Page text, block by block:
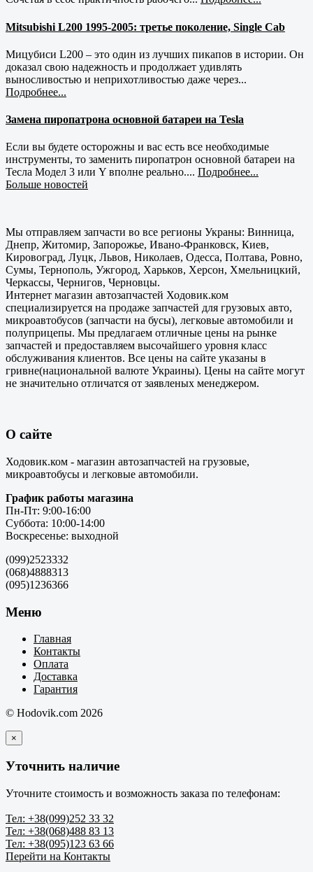
Mitsubishi L200 1995-2005: третье поколение, Single Cab
Мицубиси L200 – это один из лучших пикапов в истории. Он
доказал свою надежность и продолжает удивлять
выносливостью и неприхотливостью даже через...
Подробнее...
Замена пиропатрона основной батареи на Tesla
Если вы будете осторожны и вас есть все необходимые
инструменты, то заменить пиропатрон основной батареи на
Тесла Модел 3 или Y вполне реально.... Подробнее...
Больше новостей
Мы отправляем запчасти во все регионы Украны: Винница,
Днепр, Житомир, Запорожье, Ивано-Франковск, Киев,
Кировоград, Луцк, Львов, Николаев, Одесса, Полтава, Ровно,
Сумы, Тернополь, Ужгород, Харьков, Херсон, Хмельницкий,
Черкассы, Чернигов, Черновцы.
Интернет магазин автозапчастей Ходовик.ком
специализируется на продаже запчастей для грузовых авто,
микроавтобусов (запчасти на бусы), легковые автомобили и
полуприцепы. Мы предлагаем отличные цены на рынке
запчастей и предоставляем высочайшего уровня класс
обслуживания клиентов. Все цены на сайте указаны в
гривне(национальной валюте Украины). Цены на сайте могут
не значительно отличатся от заявленых менеджером.
О сайте
Ходовик.ком - магазин автозапчастей на грузовые,
микроавтобусы и легковые автомобили.
График работы магазина
Пн-Пт: 9:00-16:00
Суббота: 10:00-14:00
Воскресенье: выходной
(099)2523332
(068)4888313
(095)1236366
Меню
Главная
Контакты
Оплата
Доставка
Гарантия
© Hodovik.com 2026
×
Уточнить наличие
Уточните стоимость и возможность заказа по телефонам:
Тел: +38(099)252 33 32
Тел: +38(068)488 83 13
Тел: +38(095)123 63 66
Перейти на Контакты